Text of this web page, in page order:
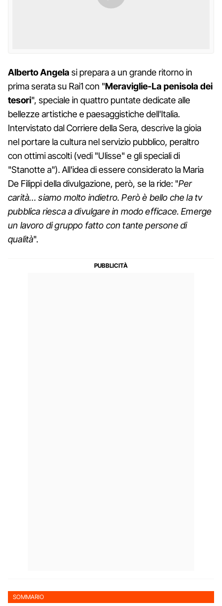
Alberto Angelasi prepara a un grande ritorno in
prima serata su Rai1 con "Meraviglie-La penisola dei
tesori", speciale in quattro puntate dedicate alle
bellezze artistiche e paesaggistiche dell'Italia.
Intervistato dal Corriere della Sera, descrive la gioia
nel portare la cultura nel servizio pubblico, peraltro
con ottimi ascolti (vedi "Ulisse" e gli speciali di
"Stanotte a"). All'idea di essere considerato la Maria
De Filippi della divulgazione, però, se la ride: "Per
carità… siamo molto indietro. Però è bello che la tv
pubblica riesca a divulgare in modo efficace. Emerge
un lavoro di gruppo fatto con tante persone di
qualità".
SOMMARIO